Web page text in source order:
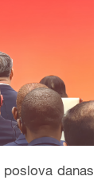
danas